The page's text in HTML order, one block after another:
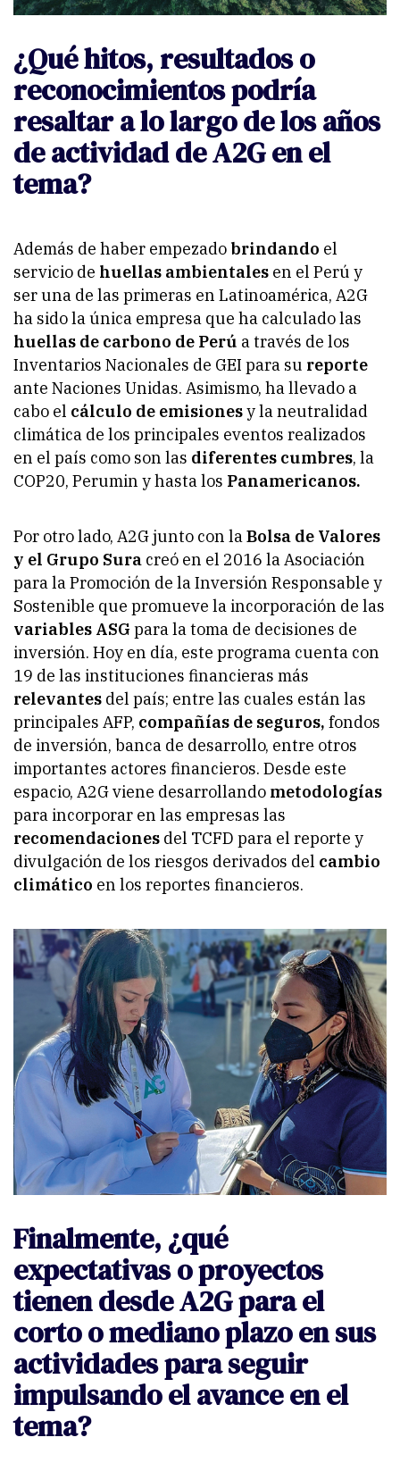
¿Qué hitos, resultados o
reconocimientos podría
resaltar a lo largo de los años
de actividad de A2G en el
tema?
Además de haber empezado brindando el
servicio de huellas ambientales en el Perú y
ser una de las primeras en Latinoamérica, A2G
ha sido la única empresa que ha calculado las
huellas de carbono de Perú a través de los
Inventarios Nacionales de GEI para su reporte
ante Naciones Unidas. Asimismo, ha llevado a
cabo el cálculo de emisionesy la neutralidad
climática de los principales eventos realizados
en el país como son las diferentes cumbres, la
COP20, Perumin y hasta los Panamericanos.
Por otro lado, A2G junto con laBolsa de Valores
y el Grupo Sura creó en el 2016 la Asociación
para la Promoción de la Inversión Responsable y
Sostenible que promueve la incorporación de las
variables ASG para la toma de decisiones de
inversión. Hoy en día, este programa cuenta con
19 de las instituciones financieras más
relevantes del país; entre las cuales están las
principales AFP, compañías de seguros, fondos
de inversión, banca de desarrollo, entre otros
importantes actores financieros. Desde este
espacio, A2G viene desarrollando metodologías
para incorporar en las empresas las
recomendaciones del TCFD para el reporte y
divulgación de los riesgos derivados del cambio
climático en los reportes financieros.
Finalmente, ¿qué
expectativas o proyectos
tienen desde A2G para el
corto o mediano plazo en sus
actividades para seguir
impulsando el avance en el
tema?